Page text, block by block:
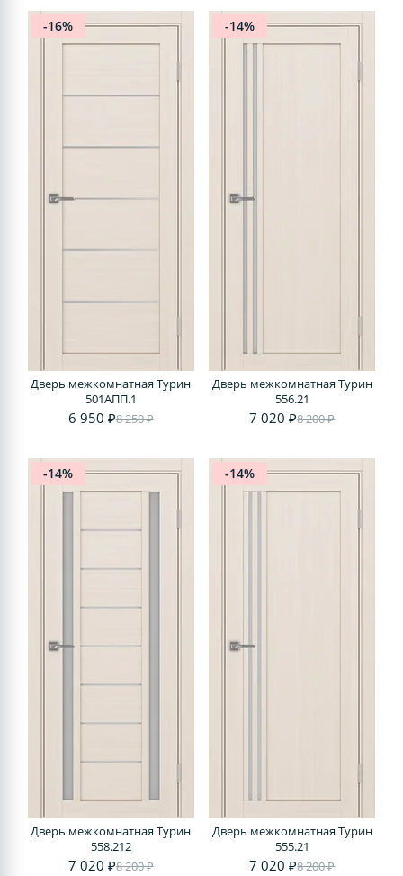
-16%
Дверь межкомнатная Турин
501AПП.1
6 950 ₽8 250 ₽
-14%
Дверь межкомнатная Турин
556.21
7 020 ₽8 200 ₽
-14%
Дверь межкомнатная Турин
558.212
7 020 ₽8 200 ₽
-14%
Дверь межкомнатная Турин
555.21
7 020 ₽8 200 ₽